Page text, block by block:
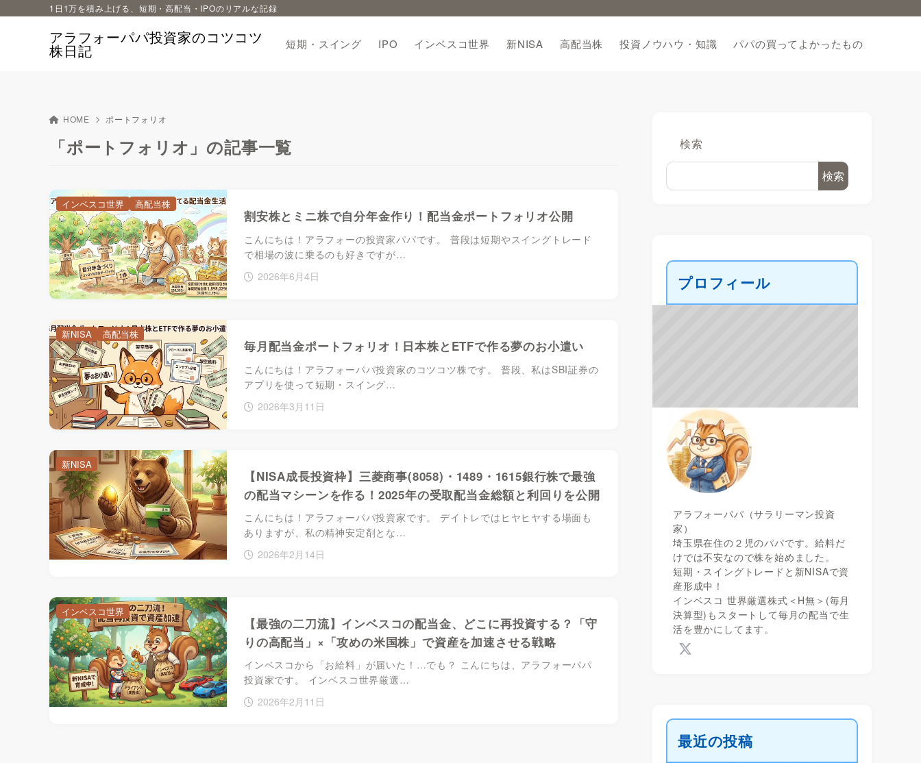
アラフォーパパ投資家のコツコツ
株日記
1日1万を積み上げる、短期・高配当・IPOのリアルな記録
短期・スイング IPO インベスコ世界 新NISA 高配当株 投資ノウハウ・知識 パパの買ってよかったもの
HOME ポートフォリオ
「ポートフォリオ」の記事一覧
割安株とミニ株で自分年金作り！配当金ポートフォリオ公開
こんにちは！アラフォーの投資家パパです。 普段は短期やスイングトレード
で相場の波に乗るのも好きですが…
2026年6月4日
インベスコ世界 高配当株
毎月配当金ポートフォリオ！日本株とETFで作る夢のお小遣い
こんにちは！アラフォーパパ投資家のコツコツ株です。 普段、私はSBI証券の
アプリを使って短期・スイング…
2026年3月11日
新NISA 高配当株
【NISA成長投資枠】三菱商事(8058)・1489・1615銀行株で最強
の配当マシーンを作る！2025年の受取配当金総額と利回りを公開
こんにちは！アラフォーパパ投資家です。 デイトレではヒヤヒヤする場面も
ありますが、私の精神安定剤とな…
2026年2月14日
新NISA
【最強の二刀流】インベスコの配当金、どこに再投資する？「守
りの高配当」×「攻めの米国株」で資産を加速させる戦略
インベスコから「お給料」が届いた！…でも？ こんにちは、アラフォーパパ
投資家です。 インベスコ世界厳選…
2026年2月11日
インベスコ世界
検索
検索
プロフィール
アラフォーパパ（サラリーマン投資
家）
埼玉県在住の２児のパパです。給料だ
けでは不安なので株を始めました。
短期・スイングトレードと新NISAで資
産形成中！
インベスコ 世界厳選株式＜H無＞(毎月
決算型)もスタートして毎月の配当で生
活を豊かにしてます。
最近の投稿